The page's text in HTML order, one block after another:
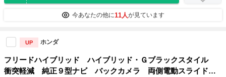
今あなたの他に11人が見ています
UP ホンダ
フリードハイブリッド ハイブリッド・Ｇブラックスタイル
衝突軽減 純正９型ナビ バックカメラ 両側電動スライド